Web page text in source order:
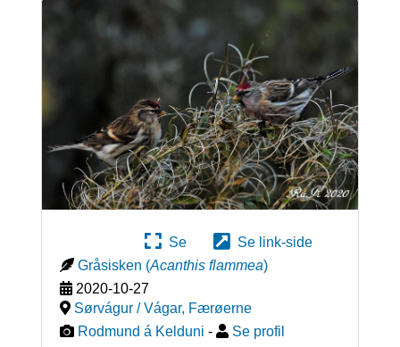
Se
Se link-side
Gråsisken (Acanthis flammea)
2020-10-27
Sørvágur / Vágar, Færøerne
Rodmund á Kelduni - Se profil